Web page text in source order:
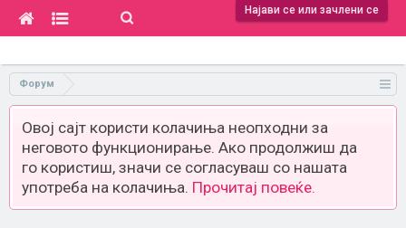
Најави се или зачлени се
Форум
Овој сајт користи колачиња неопходни за
неговото функционирање. Ако продолжиш да
го користиш, значи се согласуваш со нашата
употреба на колачиња. Прочитај повеќе.